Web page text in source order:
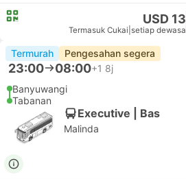
USD 13
Termasuk Cukai setiap dewasa
Termurah Pengesahan segera
23:00 08:00+1 8j
Banyuwangi
Tabanan
Executive | Bas
Malinda